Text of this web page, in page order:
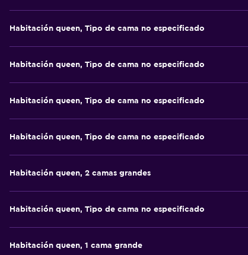
Habitación queen, Tipo de cama no especificado
Habitación queen, Tipo de cama no especificado
Habitación queen, Tipo de cama no especificado
Habitación queen, Tipo de cama no especificado
Habitación queen, 2 camas grandes
Habitación queen, Tipo de cama no especificado
Habitación queen, 1 cama grande